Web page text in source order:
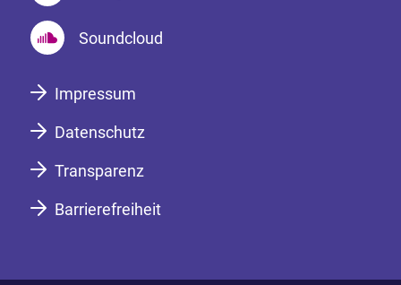
Soundcloud
Impressum
Datenschutz
Transparenz
Barrierefreiheit